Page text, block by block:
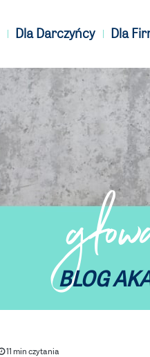
Dla Darczyńcy Dla
BLOG
11 min czytania